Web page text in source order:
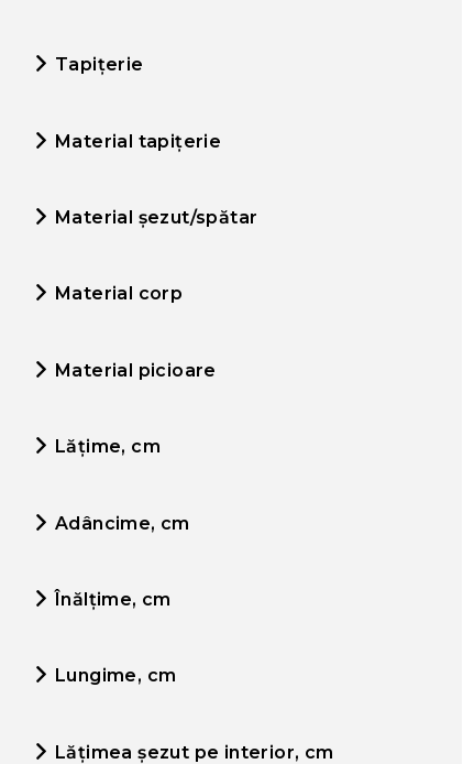
Tapițerie
Material tapițerie
Material șezut/spătar
Material corp
Material picioare
Lățime, cm
Adâncime, cm
Înălțime, cm
Lungime, cm
Lățimea șezut pe interior, cm